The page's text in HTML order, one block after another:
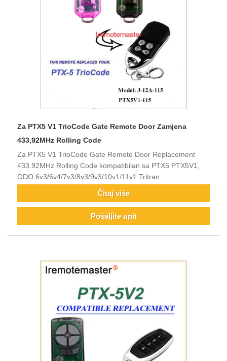
Za PTX5 V1 TrioCode Gate Remote Door Zamjena
433,92MHz Rolling Code
Za PTX5 V1 TrioCode Gate Remote Door Replacement
433.92MHz Rolling Code kompatibilan sa PTX5 PTX5V1,
GDO 6v3/6v4/7v3/8v3/9v3/10v1/11v1 Tritran.
Čitaj više
Pošaljite upit